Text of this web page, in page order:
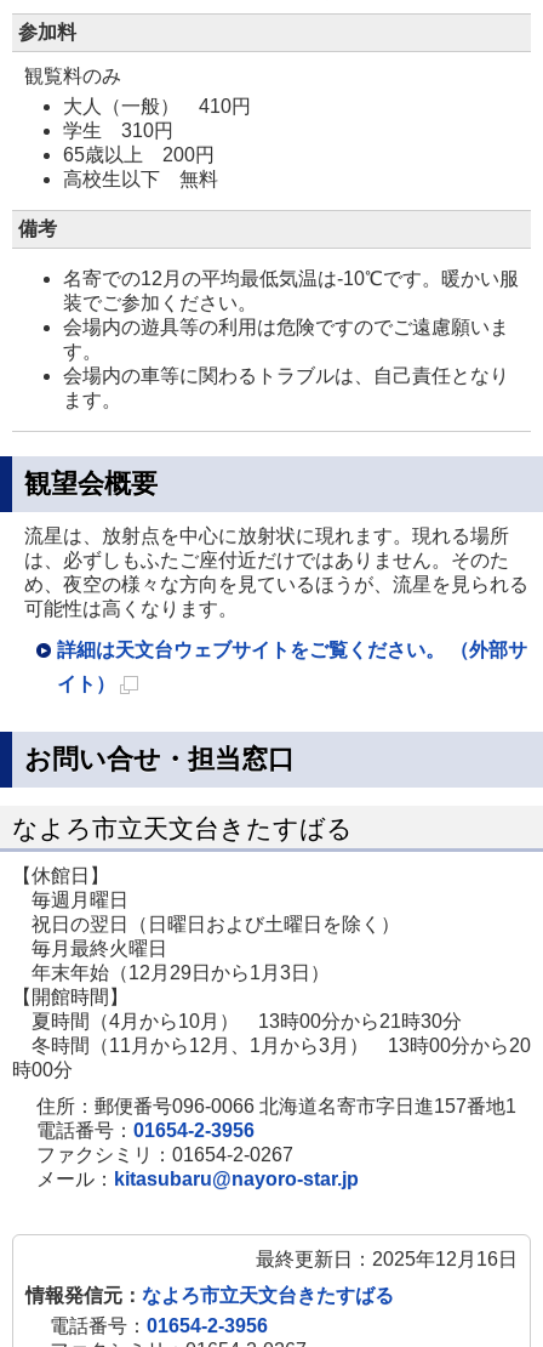
参加料
観覧料のみ
大人（一般） 410円
学生 310円
65歳以上 200円
高校生以下 無料
備考
名寄での12月の平均最低気温は-10℃です。暖かい服
装でご参加ください。
会場内の遊具等の利用は危険ですのでご遠慮願いま
す。
会場内の車等に関わるトラブルは、自己責任となり
ます。
観望会概要
流星は、放射点を中心に放射状に現れます。現れる場所
は、必ずしもふたご座付近だけではありません。そのた
め、夜空の様々な方向を見ているほうが、流星を見られる
可能性は高くなります。
詳細は天文台ウェブサイトをご覧ください。 （外部サ
イト）
規
ー
ジ
開
き
ま
す
お問い合せ・担当窓口
なよろ市立天文台きたすばる
【休館日】
毎週月曜日
祝日の翌日（日曜日および土曜日を除く）
毎月最終火曜日
年末年始（12月29日から1月3日）
【開館時間】
夏時間（4月から10月） 13時00分から21時30分
冬時間（11月から12月、1月から3月） 13時00分から20
時00分
住所：郵便番号096-0066 北海道名寄市字日進157番地1
電話番号： 01654-2-3956
ファクシミリ：01654-2-0267
メール： kitasubaru@nayoro-star.jp
最終更新日：2025年12月16日
情報発信元： なよろ市立天文台きたすばる
電話番号： 01654-2-3956